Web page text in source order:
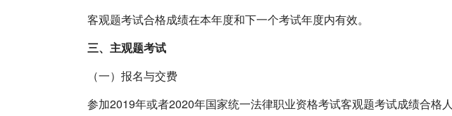
客观题考试合格成绩在本年度和下一个考试年度内有效。
三、主观题考试
（一）报名与交费
参加2019年或者2020年国家统一法律职业资格考试客观题考试成绩合格